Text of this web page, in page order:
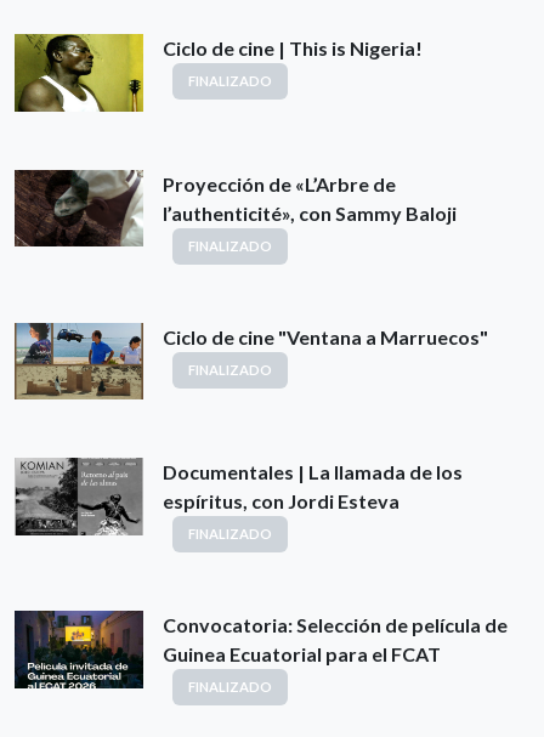
Ciclo de cine | This is Nigeria!
FINALIZADO
Proyección de «L’Arbre de
l’authenticité», con Sammy Baloji
FINALIZADO
Ciclo de cine "Ventana a Marruecos"
FINALIZADO
Documentales | La llamada de los
espíritus, con Jordi Esteva
FINALIZADO
Convocatoria: Selección de película de
Guinea Ecuatorial para el FCAT
FINALIZADO